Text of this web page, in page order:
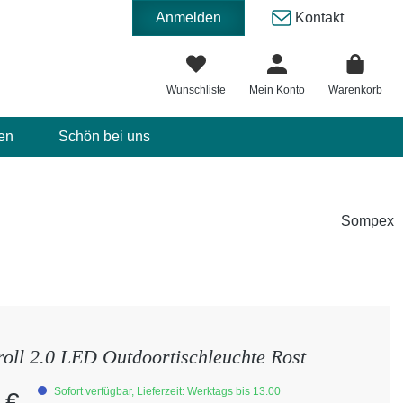
Anmelden Kontakt
Wunschliste Mein Konto Warenkorb
Schön bei uns
Sompex
2.0 LED Outdoortischleuchte Rost
Sofort verfügbar, Lieferzeit: Werktags bis 13.00